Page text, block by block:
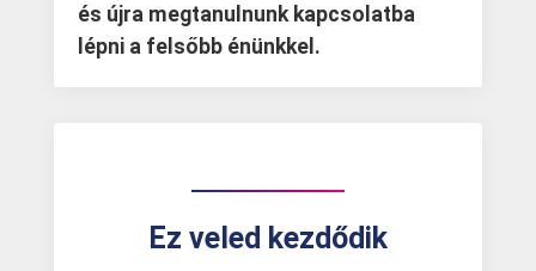
és újra megtanulnunk kapcsolatba
lépni a felsőbb énünkkel.
Ez veled kezdődik